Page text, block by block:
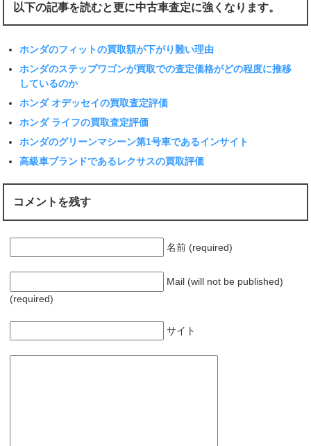
以下の記事を読むと更に中古車査定に強くなります。
ホンダのフィットの買取額が下がり難い理由
ホンダのステップワゴンが買取での査定価格がどの程度に推移
しているのか
ホンダ オデッセイの買取査定評価
ホンダ ライフの買取査定評価
ホンダのグリーンマシーン第1号車であるインサイト
高級車ブランドであるレクサスの買取評価
コメントを残す
名前 (required)
Mail (will not be published)
(required)
サイト